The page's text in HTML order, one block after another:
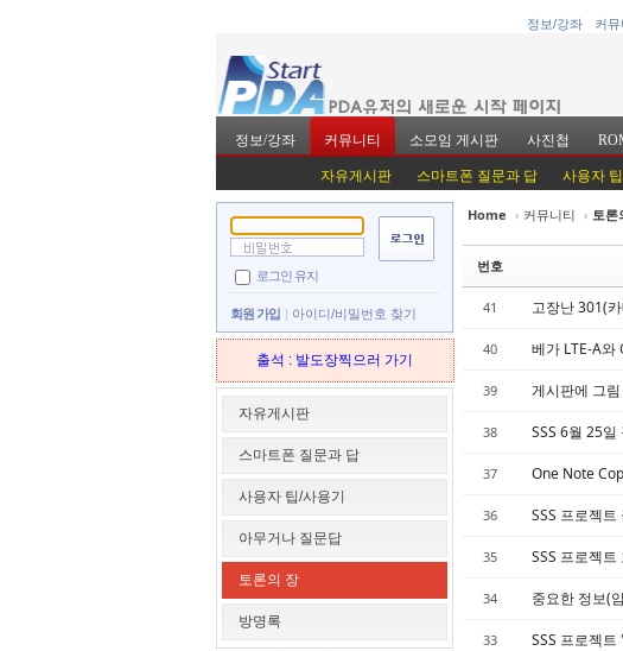
정보/강좌 커뮤
정보/강좌 커뮤니티 소모임 게시판 사진첩
자유게시판 스마트폰 질문과 답 사용자 팁
로그인 유지
회원 가입 아이디/비밀번호 찾기
출석 : 발도장찍으러 가기
자유게시판
스마트폰 질문과 답
사용자 팁/사용기
아무거나 질문답
토론의 장
방명록
Home › 커뮤니티 › 토론
번호
41 고장난 301(
40 베가 LTE-A와
39 게시판에 그
38 SSS 6월 25
37 One Note
36 SSS 프로젝
35 SSS 프로젝
34 중요한 정보(
33 SSS 프로젝
Sketchbook5, 스케치북5
Sketchbook5, 스케치북5
Sketchbook5, 스케치북5
Sketchbook5, 스케치북5